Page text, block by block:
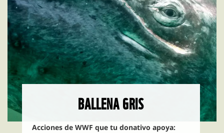
BALLENA GRIS
Acciones de WWF que tu donativo apoya: